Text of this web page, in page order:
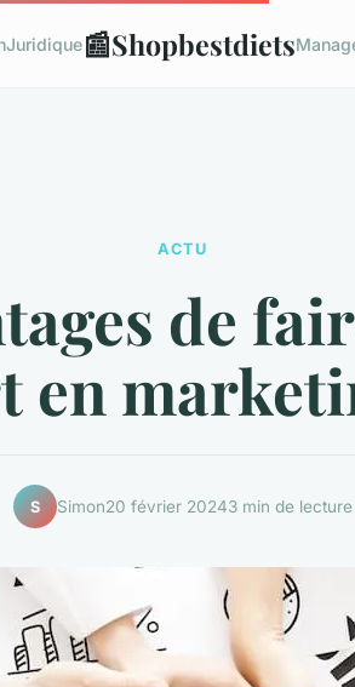
Juridique📰Shopbestdiets
ACTU
de
en
S Simon20 février 20243 min de lecture